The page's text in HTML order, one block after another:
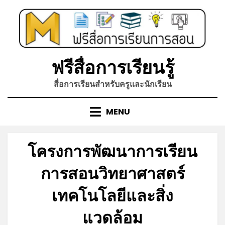
ฟรีสื่อการเรียนรู้
สื่อการเรียนสำหรับครูและนักเรียน
MENU
โครงการพัฒนาการเรียน
การสอนวิทยาศาสตร์
เทคโนโลยีและสิ่ง
แวดล้อม